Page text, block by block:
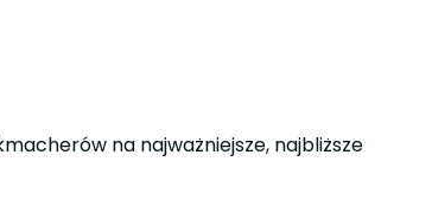
na najważniejsze, najbliższe